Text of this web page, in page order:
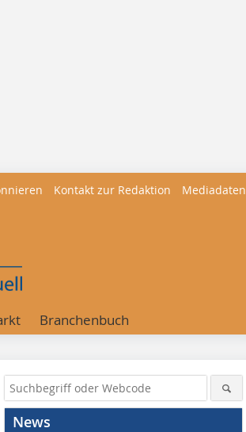
Kontakt zur Redaktion Mediadaten
Branchenbuch
News